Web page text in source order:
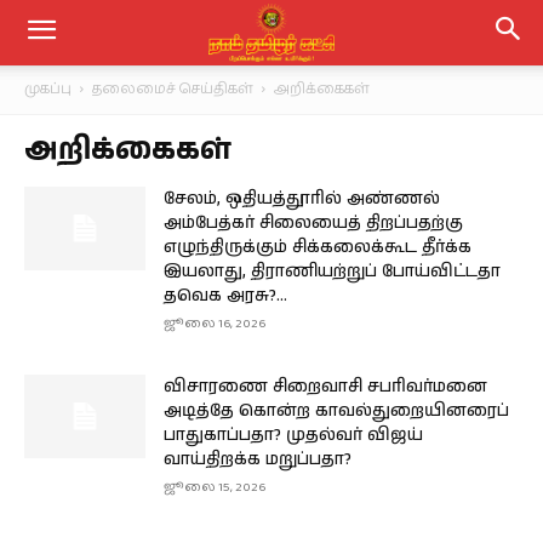
முகப்பு தலைமைச் செய்திகள் அறிக்கைகள்
அறிக்கைகள்
சேலம், ஒதியத்தூரில் அண்ணல்
அம்பேத்கர் சிலையைத் திறப்பதற்கு
எழுந்திருக்கும் சிக்கலைக்கூட தீர்க்க
இயலாது, திராணியற்றுப் போய்விட்டதா
தவெக அரசு?...
ஜூலை 16, 2026
விசாரணை சிறைவாசி சபரிவர்மனை
அடித்தே கொன்ற காவல்துறையினரைப்
பாதுகாப்பதா? முதல்வர் விஜய்
வாய்திறக்க மறுப்பதா?
ஜூலை 15, 2026